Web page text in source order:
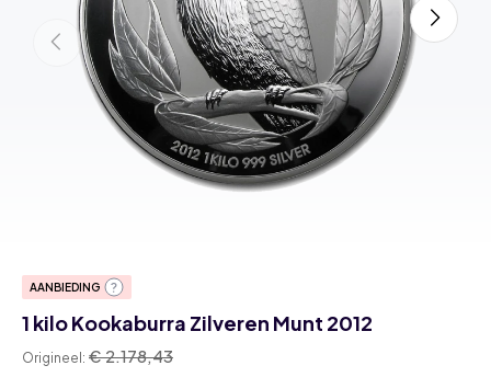
AANBIEDING
1 kilo Kookaburra Zilveren Munt 2012
Origineel: € 2.178,43